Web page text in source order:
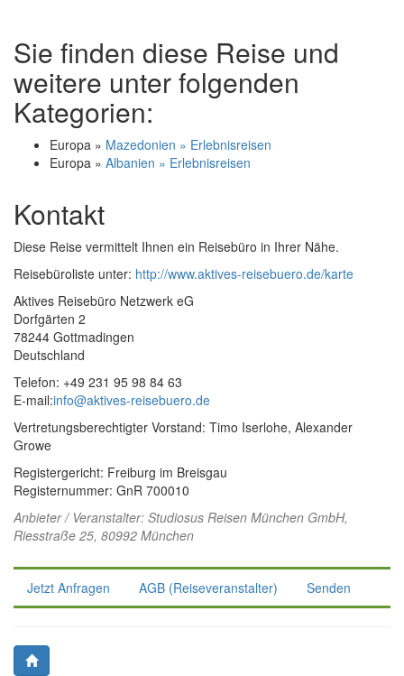
Sie finden diese Reise und
weitere unter folgenden
Kategorien:
Europa » Mazedonien » Erlebnisreisen
Europa » Albanien » Erlebnisreisen
Kontakt
Diese Reise vermittelt Ihnen ein Reisebüro in Ihrer Nähe.
Reisebüroliste unter: http://www.aktives-reisebuero.de/karte
Aktives Reisebüro Netzwerk eG
Dorfgärten 2
78244 Gottmadingen
Deutschland
Telefon: +49 231 95 98 84 63
E-mail:info@aktives-reisebuero.de
Vertretungsberechtigter Vorstand: Timo Iserlohe, Alexander
Growe
Registergericht: Freiburg im Breisgau
Registernummer: GnR 700010
Anbieter / Veranstalter: Studiosus Reisen München GmbH,
Riesstraße 25, 80992 München
Jetzt Anfragen AGB (Reiseveranstalter) Senden